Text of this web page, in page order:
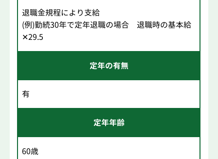
退職金規程により支給
(例)勤続30年で定年退職の場合 退職時の基本給
✕29.5
定年の有無
有
定年年齢
60歳